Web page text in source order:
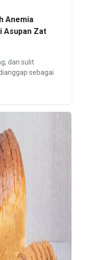
Anemia
Asupan Zat
dan sulit
sebagai